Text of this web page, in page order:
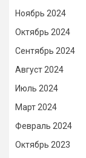
Ноябрь 2024
Октябрь 2024
Сентябрь 2024
Август 2024
Июль 2024
Март 2024
Февраль 2024
Октябрь 2023